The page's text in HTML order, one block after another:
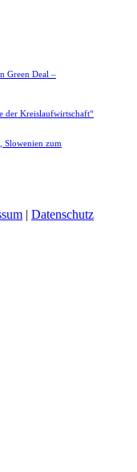
Green Deal –
der Kreislaufwirtschaft“
Slowenien zum
| Datenschutz